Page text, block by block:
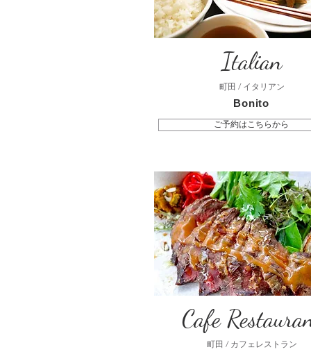
Italian
町田 / イタリアン
Bonito
ご予約はこちらから
Cafe
町田 / カフェレストラン